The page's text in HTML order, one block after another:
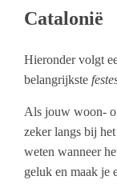
Catalonië
Hieronder volgt
belangrijkste
Als jouw woon-
zeker langs bij
weten wanneer
geluk en maak je